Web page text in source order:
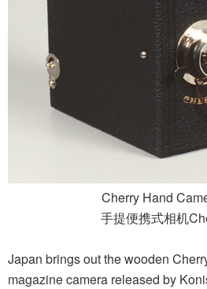
Cherry Hand
手提便携式相机
Japan brings out the wooden
magazine camera released by